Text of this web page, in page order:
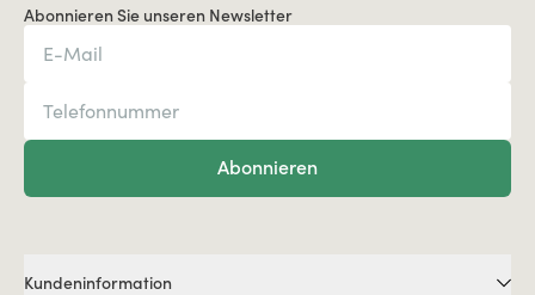
Abonnieren Sie unseren Newsletter
Abonnieren
Kundeninformation